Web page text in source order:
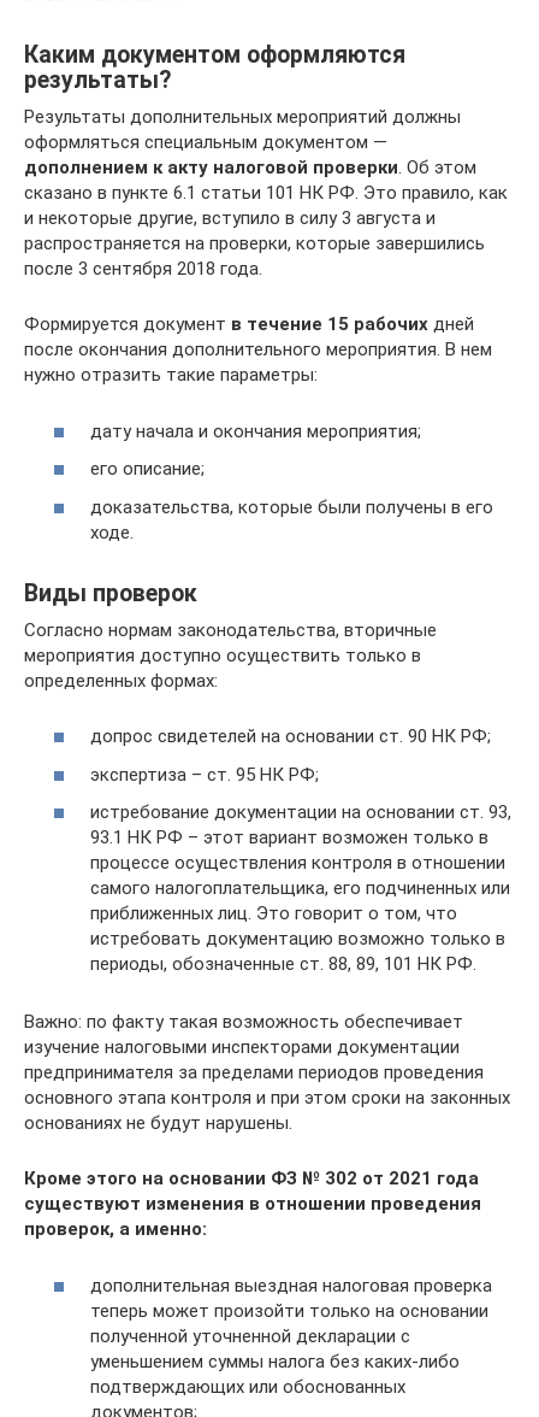
Каким документом оформляются
результаты?
Результаты дополнительных мероприятий должны
оформляться специальным документом —
дополнением к акту налоговой проверки. Об этом
сказано в пункте 6.1 статьи 101 НК РФ. Это правило, как
и некоторые другие, вступило в силу 3 августа и
распространяется на проверки, которые завершились
после 3 сентября 2018 года.
Формируется документ в течение 15 рабочих дней
после окончания дополнительного мероприятия. В нем
нужно отразить такие параметры:
дату начала и окончания мероприятия;
его описание;
доказательства, которые были получены в его
ходе.
Виды проверок
Согласно нормам законодательства, вторичные
мероприятия доступно осуществить только в
определенных формах:
допрос свидетелей на основании ст. 90 НК РФ;
экспертиза – ст. 95 НК РФ;
истребование документации на основании ст. 93,
93.1 НК РФ – этот вариант возможен только в
процессе осуществления контроля в отношении
самого налогоплательщика, его подчиненных или
приближенных лиц. Это говорит о том, что
истребовать документацию возможно только в
периоды, обозначенные ст. 88, 89, 101 НК РФ.
Важно: по факту такая возможность обеспечивает
изучение налоговыми инспекторами документации
предпринимателя за пределами периодов проведения
основного этапа контроля и при этом сроки на законных
основаниях не будут нарушены.
Кроме этого на основании ФЗ № 302 от 2021 года
существуют изменения в отношении проведения
проверок, а именно:
дополнительная выездная налоговая проверка
теперь может произойти только на основании
полученной уточненной декларации с
уменьшением суммы налога без каких-либо
подтверждающих или обоснованных
документов;